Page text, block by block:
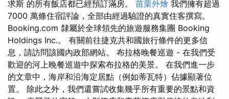
求斯 的所有飯店都已經預訂滿房。 苗栗外燴 我們擁有超過
7000 萬條住宿評論，全部由經過驗證的真實住客撰寫。
Booking.com 隸屬於全球領先的旅遊服務集團 Booking
Holdings Inc.。 有關前往捷克共和國旅行條件的更多信
息，請訪問該國內政部網站。 布拉格晚餐巡遊 - 在我們受
歡迎的河上晚餐巡遊中探索布拉格的美景。 在我們進一步
的文章中，海岸和沿海定居點（例如蒂瓦特）佔據顯著位
置。 除此之外，我們還嘗試收集幾乎所有重要的景點和資